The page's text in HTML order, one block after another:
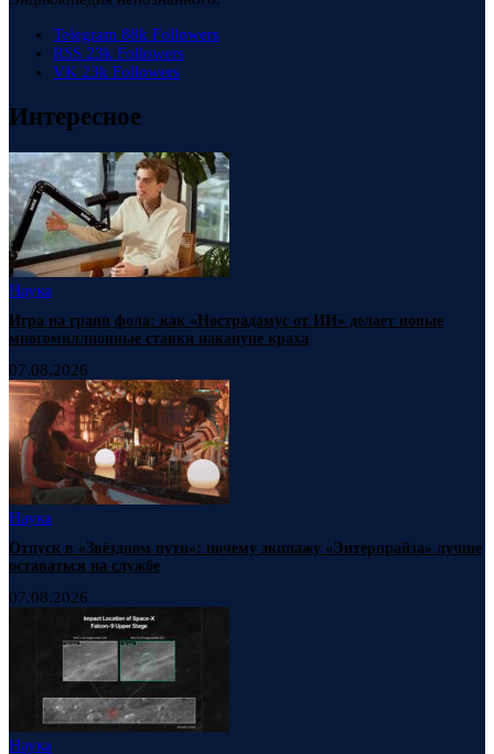
Telegram 88k Followers
RSS 23k Followers
VK 23k Followers
Интересное
Наука
Игра на грани фола: как «Нострадамус от ИИ» делает новые
многомиллионные ставки накануне краха
07.08.2026
Наука
Отпуск в «Звёздном пути»: почему экипажу «Энтерпрайза» лучше
оставаться на службе
07.08.2026
Наука